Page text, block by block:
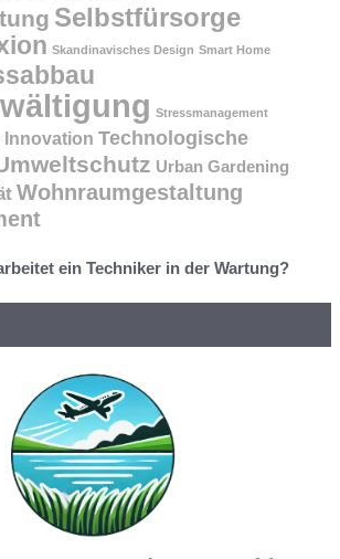
Selbstfürsorge
Skandinavisches Design Smart Home
Stressmanagement
Technologische
Urban Gardening
Wohnraumgestaltung
ein Techniker in der Wartung?